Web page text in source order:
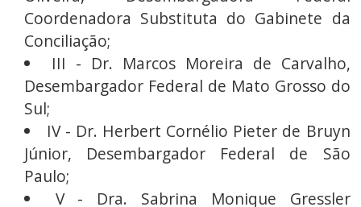
Coordenadora Substituta do Gabinete da
Conciliação;
III - Dr. Marcos Moreira de Carvalho,
Desembargador Federal de Mato Grosso do
Sul;
IV - Dr. Herbert Cornélio Pieter de Bruyn
Júnior, Desembargador Federal de São
Paulo;
V - Dra. Sabrina Monique Gressler